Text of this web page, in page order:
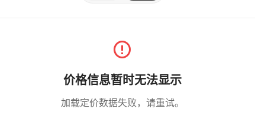
价格信息暂时无法显示
加载定价数据失败，请重试。